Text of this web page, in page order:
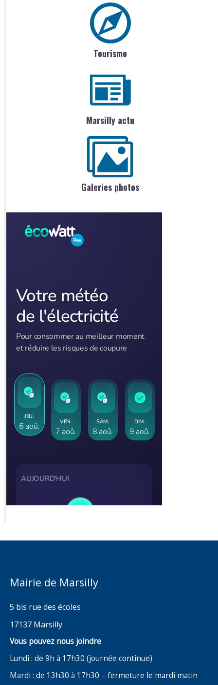
Tourisme
Marsilly actu
Galeries photos
Mairie de Marsilly
5 bis rue des écoles
17137 Marsilly
Vous pouvez nous joindre
Lundi : de 9h à 17h30 (journée continue)
Mardi : de 13h30 à 17h30 – fermeture le mardi matin